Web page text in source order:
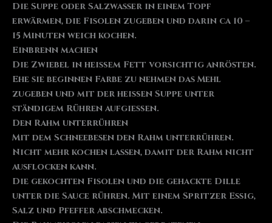
Die Suppe oder Salzwasser in einem Topf
erwärmen, die Fisolen zugeben und darin ca 10 –
15 Minuten weich kochen.
Einbrenn machen
Die Zwiebel in heißem Fett vorsichtig anrösten.
Ehe sie beginnen Farbe zu nehmen das Mehl
zugeben und mit der heißen Suppe unter
ständigem Rühren aufgießen.
Den Rahm unterrühren
Mit dem Schneebesen den Rahm unterrühren.
Nicht mehr kochen lassen, damit der Rahm nicht
ausflocken kann.
Die gekochten Fisolen und die gehackte Dille
unter die Sauce rühren. Mit einem Spritzer Essig,
Salz und Pfeffer abschmecken.